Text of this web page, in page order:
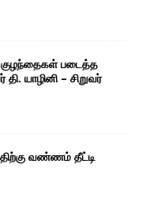
குழந்தைகள் படைத்த
யாழினி – சிறுவர்
வண்ணம் தீட்டி